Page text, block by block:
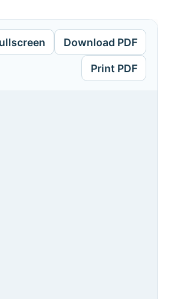
Download PDF
Print PDF